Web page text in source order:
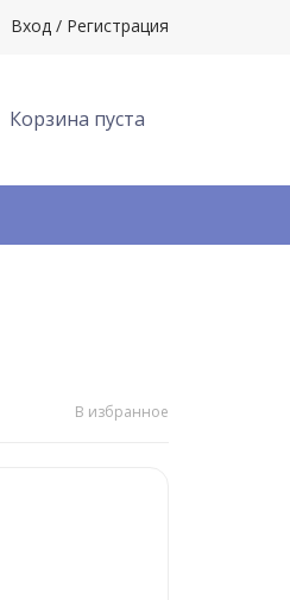
Вход / Регистрация
Корзина пуста
В избранное